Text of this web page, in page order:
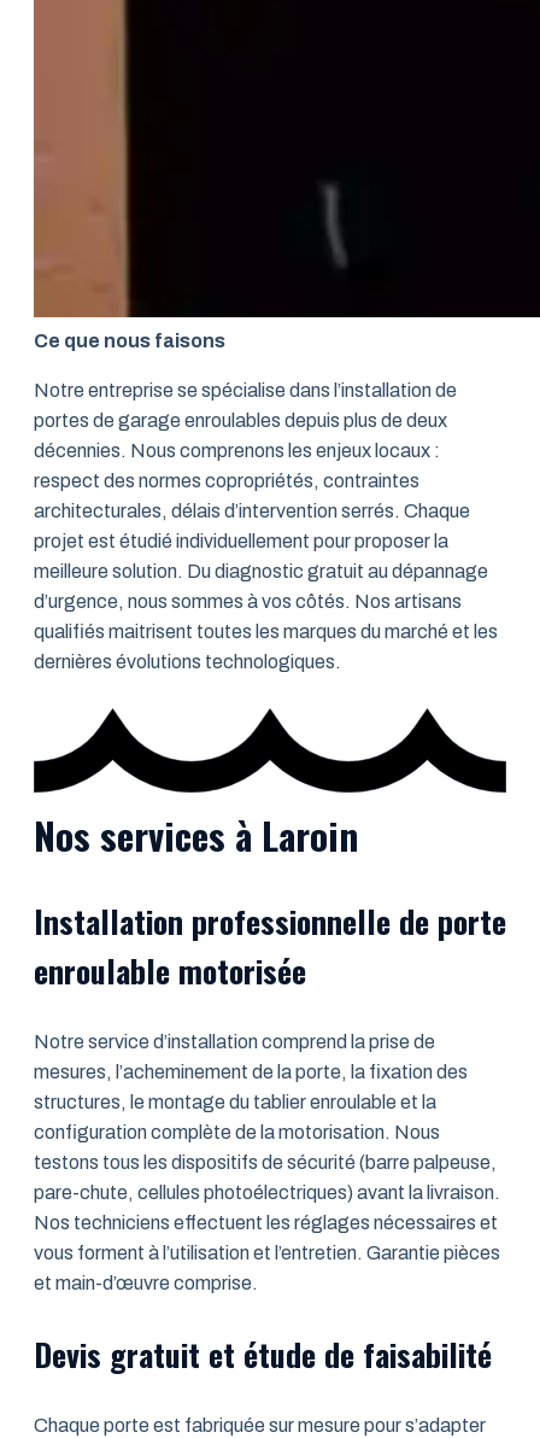
Ce que nous faisons
Notre entreprise se spécialise dans l’installation de
portes de garage enroulables depuis plus de deux
décennies. Nous comprenons les enjeux locaux :
respect des normes copropriétés, contraintes
architecturales, délais d’intervention serrés. Chaque
projet est étudié individuellement pour proposer la
meilleure solution. Du diagnostic gratuit au dépannage
d’urgence, nous sommes à vos côtés. Nos artisans
qualifiés maitrisent toutes les marques du marché et les
dernières évolutions technologiques.
Nos services à Laroin
Installation professionnelle de porte
enroulable motorisée
Notre service d’installation comprend la prise de
mesures, l’acheminement de la porte, la fixation des
structures, le montage du tablier enroulable et la
configuration complète de la motorisation. Nous
testons tous les dispositifs de sécurité (barre palpeuse,
pare-chute, cellules photoélectriques) avant la livraison.
Nos techniciens effectuent les réglages nécessaires et
vous forment à l’utilisation et l’entretien. Garantie pièces
et main-d’œuvre comprise.
Devis gratuit et étude de faisabilité
Chaque porte est fabriquée sur mesure pour s’adapter